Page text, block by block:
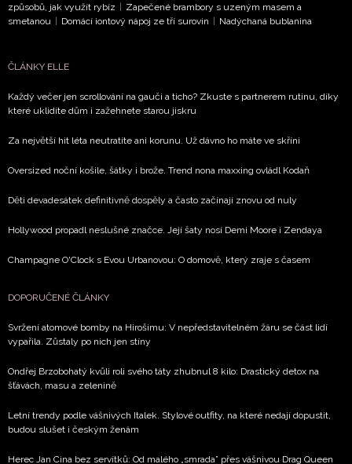
potvrzujete, že jste se seznámili seZásadami
vyhodnocení akce a zasílání novinek.
Chcete navíc dostávat i další zajímavé a exkluzivní
informace od našich partnerů? Pokud souhlasíte se
způsobů, jak využít rybíz | Zapečené brambory s uzeným masem a
smetanou | Domácí iontový nápoj ze tří surovin | Nadýchaná bublanina
ČLÁNKY ELLE
Každý večer jen scrollování na gauči a ticho? Zkuste s partnerem rutinu, díky
které uklidíte dům i zažehnete starou jiskru
Za největší hit léta neutratíte ani korunu. Už dávno ho máte ve skříni
Oversized noční košile, šátky i brože. Trend nona maxxing ovládl Kodaň
Děti devadesátek definitivně dospěly a často začínají znovu od nuly
Hollywood propadl neslušné značce. Její šaty nosí Demi Moore i Zendaya
Champagne O'Clock s Evou Urbanovou: O domově, který zraje s časem
DOPORUČENÉ ČLÁNKY
Svržení atomové bomby na Hirošimu: V nepředstavitelném žáru se část lidí
vypařila. Zůstaly po nich jen stíny
Ondřej Brzobohatý kvůli roli svého táty zhubnul 8 kilo: Drastický detox na
šťávách, masu a zelenině
Letní trendy podle vášnivých Italek. Stylové outfity, na které nedají dopustit,
budou slušet i českým ženám
Herec Jan Cina bez servítků: Od malého „smrada” přes vášnivou Drag Queen